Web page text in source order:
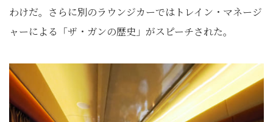
わけだ。さらに別のラウンジカーではトレイン・マネージ
ャーによる「ザ・ガンの歴史」がスピーチされた。